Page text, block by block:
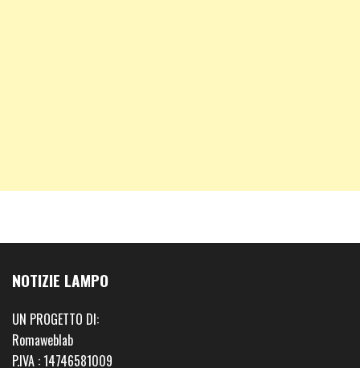
NOTIZIE LAMPO
UN PROGETTO DI:
Romaweblab
P.IVA : 14746581009